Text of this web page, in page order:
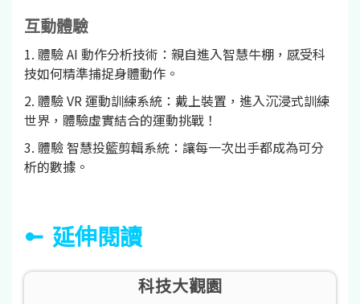
互動體驗
1. 體驗 AI 動作分析技術：親自進入智慧牛棚，感受科
技如何精準捕捉身體動作。
2. 體驗 VR 運動訓練系統：戴上裝置，進入沉浸式訓練
世界，體驗虛實結合的運動挑戰！
3. 體驗 智慧投籃剪輯系統：讓每一次出手都成為可分
析的數據。
延伸閱讀
科技大觀園